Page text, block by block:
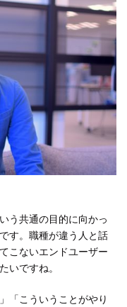
う共通の目的に向かっ
す。職種が違う人と話
こないエンドユーザー
いですね。
「こういうことがやり